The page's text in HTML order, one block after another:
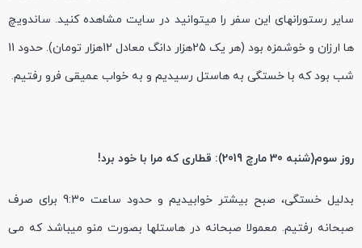
سایر رستورانهای این سفر را میتوانید در سایت مشاهده کنید. ساندویچ
ها ارزان و خوشمزه بود (هر یک 25هزار دانگ معادل 12هزار تومان). حدود 11
شب بود که با خستگی به هاستل رسیدیم و به خواب عمیقی فرو رفتیم.
روز سوم(شنبه 30 مارچ 2019): قطاری که مرا با خود برد!
بدلیل خستگی، صبح بیشتر خوابیدیم و حدود ساعت 9:30 برای صرف
صبحانه رفتیم. معمولا صبحانه در هاستلها بصورت منو میباشد که می